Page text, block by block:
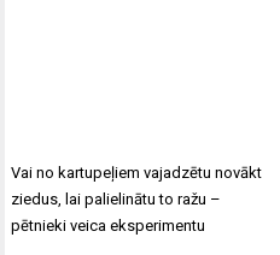
Vai no kartupeļiem vajadzētu novākt
ziedus, lai palielinātu to ražu –
pētnieki veica eksperimentu